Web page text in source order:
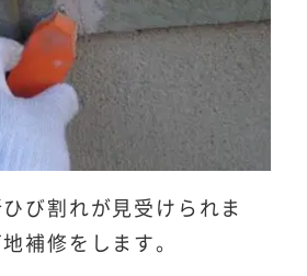
び割れが見受けられま
補修をします。